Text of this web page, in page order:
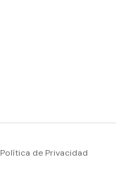
Política de Privacidad